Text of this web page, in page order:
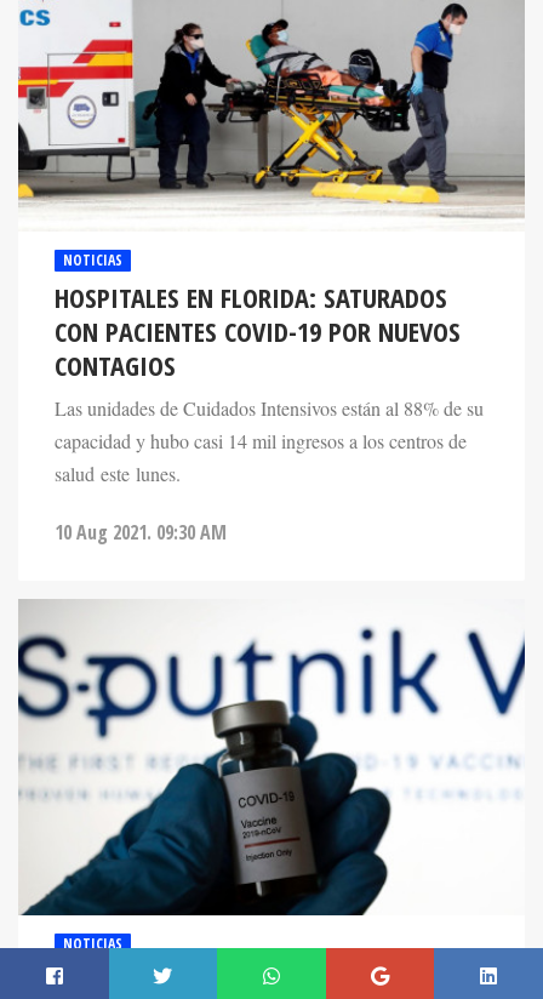
NOTICIAS
HOSPITALES EN FLORIDA: SATURADOS
CON PACIENTES COVID-19 POR NUEVOS
CONTAGIOS
Las unidades de Cuidados Intensivos están al 88% de su
capacidad y hubo casi 14 mil ingresos a los centros de
salud este lunes.
10 Aug 2021. 09:30 AM
NOTICIAS
SALUD: SEGUNDA DOSIS DE SPUTNIK V